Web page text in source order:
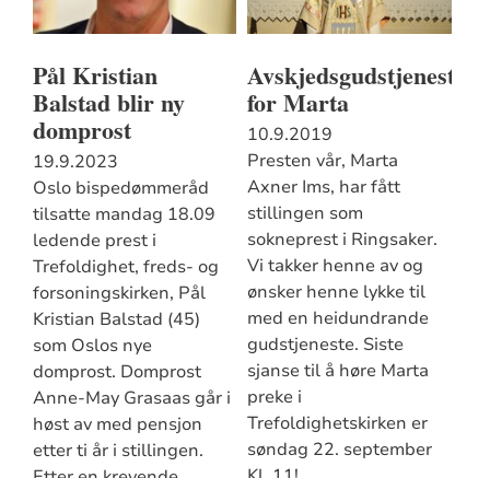
Pål Kristian
Balstad blir ny
domprost
19.9.2023
Oslo bispedømmeråd
tilsatte mandag 18.09
ledende prest i
Trefoldighet, freds- og
forsoningskirken, Pål
Kristian Balstad (45)
som Oslos nye
domprost. Domprost
Anne-May Grasaas går i
høst av med pensjon
etter ti år i stillingen.
Avskjedsgudstjeneste
for Marta
10.9.2019
Presten vår, Marta
Axner Ims, har fått
stillingen som
sokneprest i Ringsaker.
Vi takker henne av og
ønsker henne lykke til
med en heidundrande
gudstjeneste. Siste
sjanse til å høre Marta
preke i
Trefoldighetskirken er
søndag 22. september